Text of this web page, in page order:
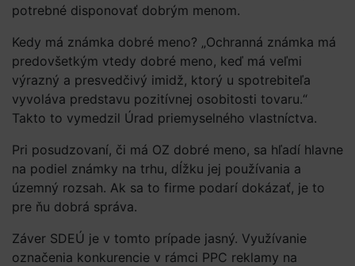
potrebné disponovať dobrým menom.
Kedy má známka dobré meno? „Ochranná známka má
predovšetkým vtedy dobré meno, keď má veľmi
výrazný a presvedčivý imidž, ktorý u spotrebiteľa
vyvoláva predstavu pozitívnej osobitosti tovaru.“
Takto to vymedzil Úrad priemyselného vlastníctva.
Pri posudzovaní, či má OZ dobré meno, sa hľadí hlavne
na podiel známky na trhu, dĺžku jej používania a
územný rozsah. Ak sa to firme podarí dokázať, je to
pre ňu dobrá správa.
Záver SDEÚ je v tomto prípade jasný. Využívanie
označenia konkurencie v rámci PPC reklamy na